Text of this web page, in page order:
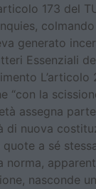
173 del
generato
Essenziali
L’articolo
“con la
assegna
di nuova
a sé
norma,
nasconde